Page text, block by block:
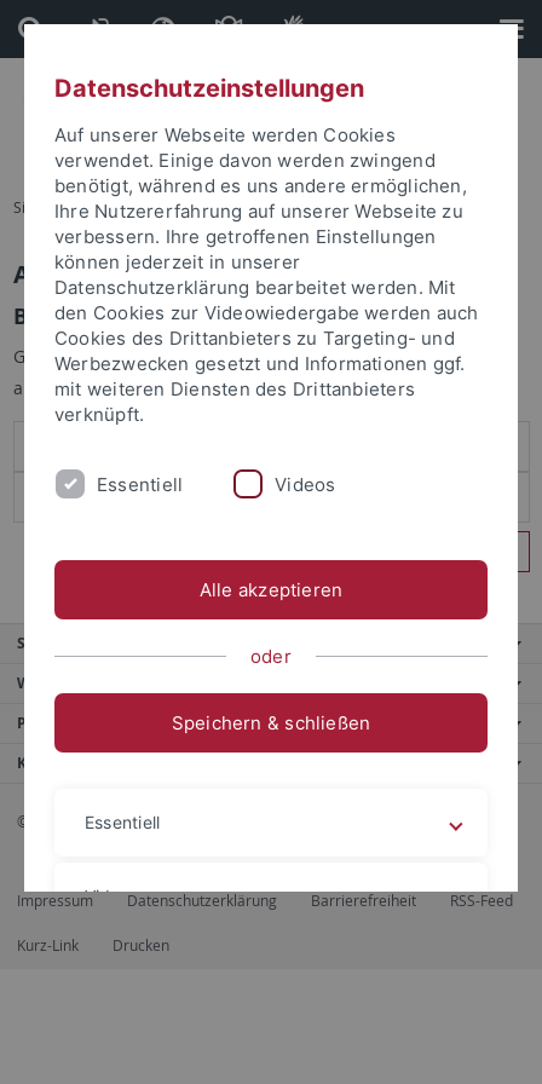
Direkt
zum
Inhalt
Direkt
zur
Fußleiste
Sie sind hier: Startseite
Anmelden
Benutzeranmeldung
Geben Sie Ihren Benutzernamen und Ihr Passwort an um sich
anzumelden:
Service
Weitere Angebote
Portale
Kontaktinfo
© 2026 Eberhard Karls Universität Tübingen, Tübingen
Impressum Datenschutzerklärung Barrierefreiheit RSS-Feed
Kurz-Link Drucken
Datenschutzeinstellungen
Auf unserer Webseite werden Cookies
verwendet. Einige davon werden zwingend
benötigt, während es uns andere ermöglichen,
Ihre Nutzererfahrung auf unserer Webseite zu
verbessern. Ihre getroffenen Einstellungen
können jederzeit in unserer
Datenschutzerklärung bearbeitet werden. Mit
den Cookies zur Videowiedergabe werden auch
Cookies des Drittanbieters zu Targeting- und
Werbezwecken gesetzt und Informationen ggf.
mit weiteren Diensten des Drittanbieters
verknüpft.
Essentiell Videos
Alle akzeptieren
oder
Speichern & schließen
Essentiell
Videos